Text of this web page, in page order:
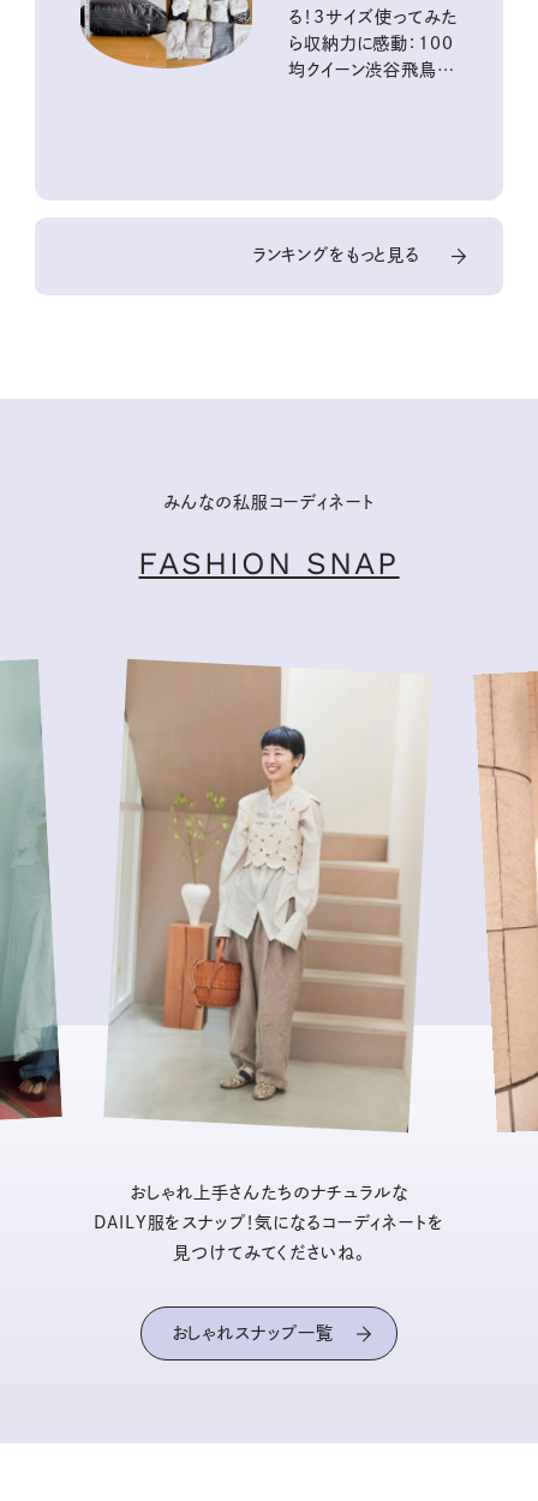
る！3サイズ使ってみた
ら収納力に感動：100
均クイーン渋谷飛鳥の
ランキングをもっと見る
みんなの私服コーディネート
FASHION SNAP
おしゃれ上手さんたちのナチュラルな
DAILY服をスナップ！気になるコーディネートを
見つけてみてくださいね。
おしゃれスナップ一覧